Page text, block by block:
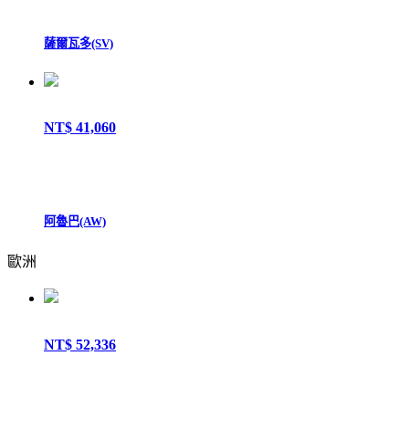
薩爾瓦多(SV)
NT$ 41,060
阿魯巴(AW)
歐洲
NT$ 52,336